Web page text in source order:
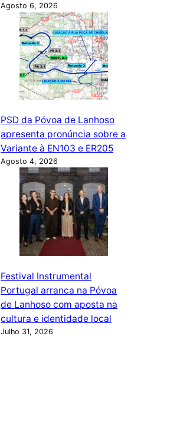
Agosto 6, 2026
PSD da Póvoa de Lanhoso
apresenta pronúncia sobre a
Variante à EN103 e ER205
Agosto 4, 2026
Festival Instrumental
Portugal arranca na Póvoa
de Lanhoso com aposta na
cultura e identidade local
Julho 31, 2026